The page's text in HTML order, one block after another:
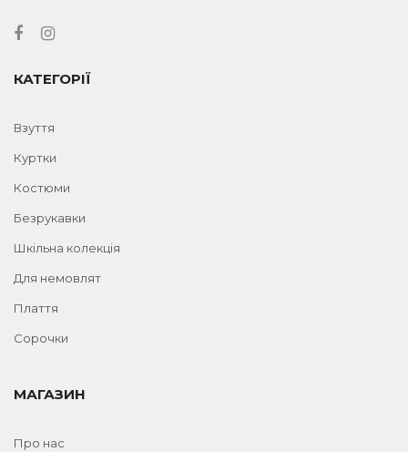
КАТЕГОРІЇ
Взуття
Куртки
Костюми
Безрукавки
Шкільна колекція
Для немовлят
Плаття
Сорочки
МАГАЗИН
Про нас